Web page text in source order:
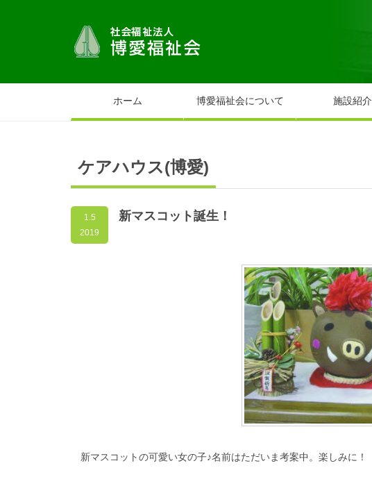
ホーム 博愛福祉会について 施設紹介
ケアハウス(博愛)
1.5
2019
新マスコット誕生！
新マスコットの可愛い女の子♪名前はただいま考案中。楽しみに！